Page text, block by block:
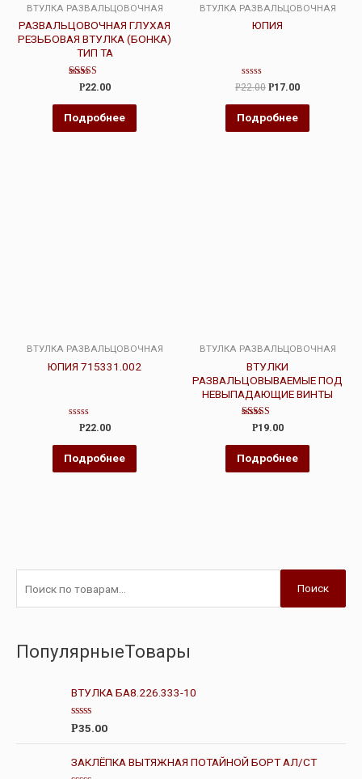
ВТУЛКА РАЗВАЛЬЦОВОЧНАЯ
РАЗВАЛЬЦОВОЧНАЯ ГЛУХАЯ
РЕЗЬБОВАЯ ВТУЛКА (БОНКА)
ТИП ТА
Оценка
4.00
из 5
Р22.00
Подробнее
ВТУЛКА РАЗВАЛЬЦОВОЧНАЯ
ЮПИЯ
Оценка
0
из
5
Р22.00 Р17.00
Подробнее
ВТУЛКА РАЗВАЛЬЦОВОЧНАЯ
ЮПИЯ 715331.002
Оценка
из
5
Р22.00
Подробнее
ВТУЛКА РАЗВАЛЬЦОВОЧНАЯ
ВТУЛКИ
РАЗВАЛЬЦОВЫВАЕМЫЕ ПОД
НЕВЫПАДАЮЩИЕ ВИНТЫ
Оценка
3.00
из 5
Р19.00
Подробнее
Поиск
ПопулярныеТовары
ВТУЛКА БА8.226.333-10
О
е
н
к
Р35.00
ЗАКЛЁПКА ВЫТЯЖНАЯ ПОТАЙНОЙ БОРТ АЛ/СТ